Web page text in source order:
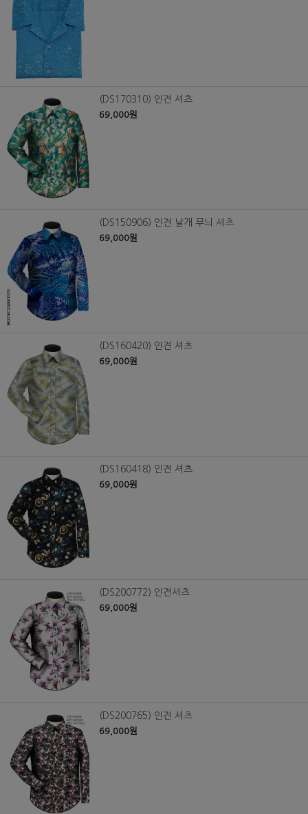
(DS170310) 인견 셔츠
69,000원
(DS150906) 인견 날개 무늬 셔츠
69,000원
(DS160420) 인견 셔츠
69,000원
(DS160418) 인견 셔츠
69,000원
(DS200772) 인견셔츠
69,000원
(DS200765) 인견 셔츠
69,000원